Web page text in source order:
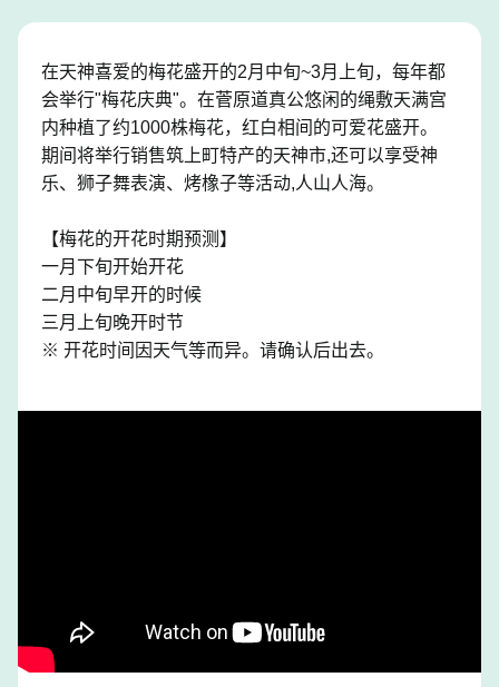
在天神喜爱的梅花盛开的2月中旬~3月上旬，每年都
会举行"梅花庆典"。在菅原道真公悠闲的绳敷天满宫
内种植了约1000株梅花，红白相间的可爱花盛开。
期间将举行销售筑上町特产的天神市,还可以享受神
乐、狮子舞表演、烤橡子等活动,人山人海。
【梅花的开花时期预测】
一月下旬开始开花
二月中旬早开的时候
三月上旬晚开时节
※ 开花时间因天气等而异。请确认后出去。